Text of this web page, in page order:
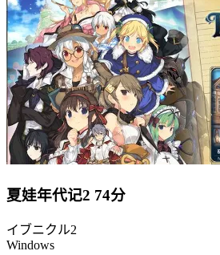
夏娃年代记2 74分
イブニクル2
Windows